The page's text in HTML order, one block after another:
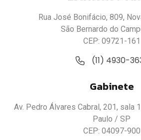
Rua José Bonifácio, 809,
São Bernardo do
CEP: 09721-161
(11) 4930-
Gabinete
Av. Pedro Álvares Cabral, 201, sala
Paulo / SP
CEP: 04097-900